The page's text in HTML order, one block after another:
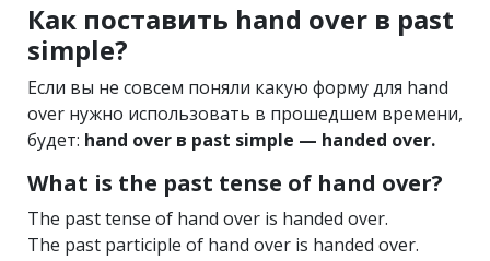
Как поставить hand over в past
simple?
Если вы не совсем поняли какую форму для hand
over нужно использовать в прошедшем времени,
будет: hand over в past simple — handed over.
What is the past tense of hand over?
The past tense of hand over is handed over.
The past participle of hand over is handed over.